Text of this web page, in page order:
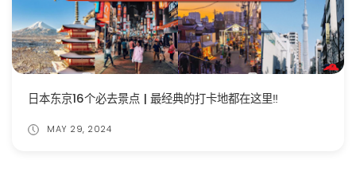
日本东京16个必去景点 | 最经典的打卡地都在这里‼️
MAY 29, 2024